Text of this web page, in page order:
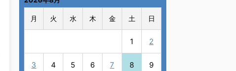
月 火 水 木 金 土 日
1 2
3 4 5 6 7 8 9